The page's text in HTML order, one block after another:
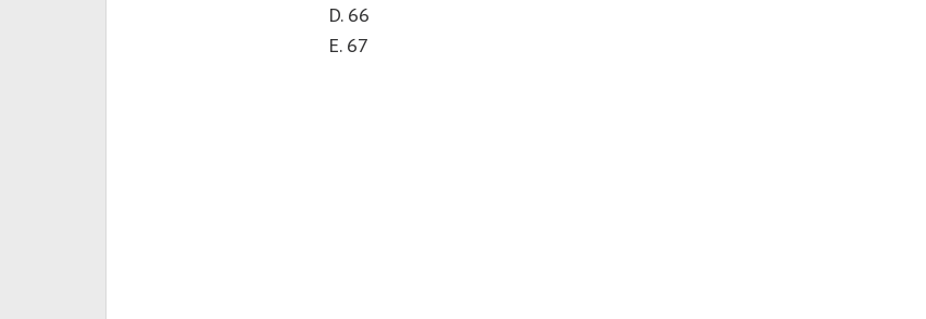
D. 66
E. 67